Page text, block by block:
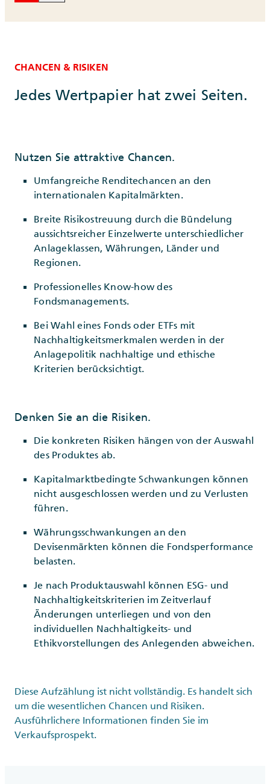
CHANCEN & RISIKEN
Jedes Wertpapier hat zwei Seiten.
Nutzen Sie attraktive Chancen.
Umfangreiche Renditechancen an den
internationalen Kapitalmärkten.
Breite Risikostreuung durch die Bündelung
aussichtsreicher Einzelwerte unterschiedlicher
Anlageklassen, Währungen, Länder und
Regionen.
Professionelles Know-how des
Fondsmanagements.
Bei Wahl eines Fonds oder ETFs mit
Nachhaltigkeitsmerkmalen werden in der
Anlagepolitik nachhaltige und ethische
Kriterien berücksichtigt.
Denken Sie an die Risiken.
Die konkreten Risiken hängen von der Auswahl
des Produktes ab.
Kapitalmarktbedingte Schwankungen können
nicht ausgeschlossen werden und zu Verlusten
führen.
Währungsschwankungen an den
Devisenmärkten können die Fondsperformance
belasten.
Je nach Produktauswahl können ESG- und
Nachhaltigkeitskriterien im Zeitverlauf
Änderungen unterliegen und von den
individuellen Nachhaltigkeits- und
Ethikvorstellungen des Anlegenden abweichen.
Diese Aufzählung ist nicht vollständig. Es handelt sich
um die wesentlichen Chancen und Risiken.
Ausführlichere Informationen finden Sie im
Verkaufsprospekt.